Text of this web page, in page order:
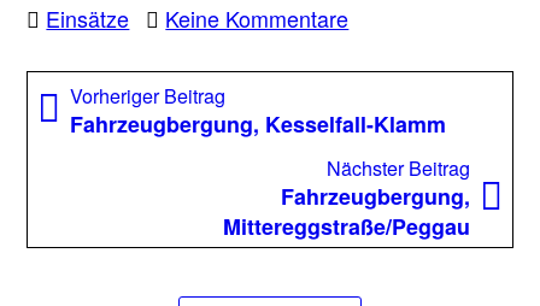
Einsätze Keine Kommentarezu
B64
Bundesstraße
Beitragsnavigation
Vorheriger Beitrag
Beitrag:
Fahrzeugbergung, Kesselfall-Klamm
Nächster Beitrag
Fahrzeugbergung,
Mittereggstraße/Peggau